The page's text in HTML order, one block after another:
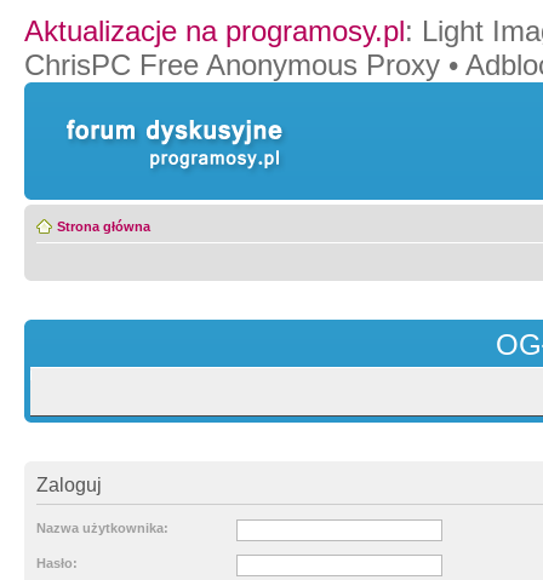
Aktualizacje na programosy.pl: Light
ChrisPC Free Anonymous Proxy •
Strona główna
Zaloguj
Nazwa użytkownika:
Hasło: